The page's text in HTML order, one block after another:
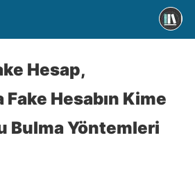
Hesap,
Fake Hesabın Kime
Bulma Yöntemleri